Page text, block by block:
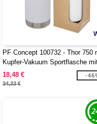
PF Concept 100732 - Thor 750
Kupfer-Vakuum Sportflasche
Trinkhalm
18,48 €
34,33 €
-